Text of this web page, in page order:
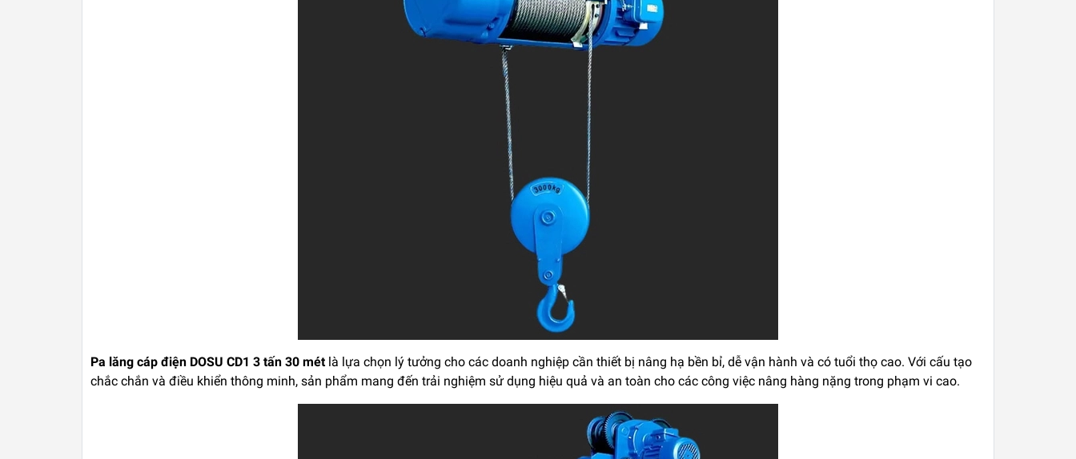
Pa lăng cáp điện DOSU CD1 3 tấn 30 métlà lựa chọn lý tưởng cho các doanh nghiệp cần thiết bị nâng hạ bền bỉ, dễ vận hành và có tuổi thọ cao. Với cấu tạo
chắc chắn và điều khiển thông minh, sản phẩm mang đến trải nghiệm sử dụng hiệu quả và an toàn cho các công việc nâng hàng nặng trong phạm vi cao.